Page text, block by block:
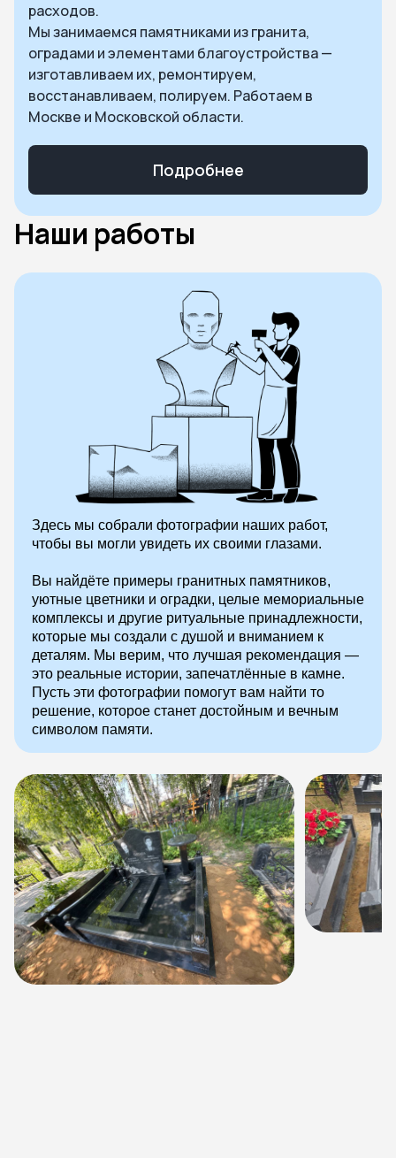
расходов.
Мы занимаемся памятниками из гранита,
оградами и элементами благоустройства —
изготавливаем их, ремонтируем,
восстанавливаем, полируем. Работаем в
Москве и Московской области.
Подробнее
Наши работы
Здесь мы собрали фотографии наших работ,
чтобы вы могли увидеть их своими глазами.
Вы найдёте примеры гранитных памятников,
уютные цветники и оградки, целые мемориальные
комплексы и другие ритуальные принадлежности,
которые мы создали с душой и вниманием к
деталям. Мы верим, что лучшая рекомендация —
это реальные истории, запечатлённые в камне.
Пусть эти фотографии помогут вам найти то
решение, которое станет достойным и вечным
символом памяти.